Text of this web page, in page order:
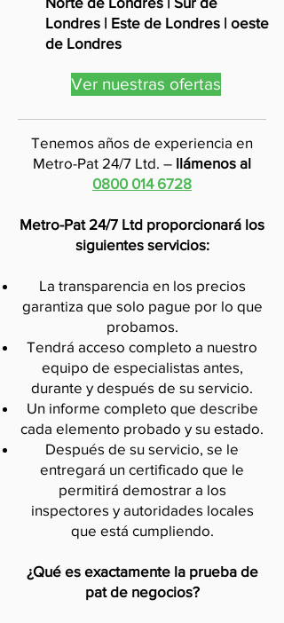
Londres | Este de Londres | oeste
de Londres
Ver nuestras ofertas
Tenemos años de experiencia en
Metro-Pat 24/7 Ltd. – llámenos al
0800 014 6728
Metro-Pat 24/7 Ltd proporcionará los
siguientes servicios:
La transparencia en los precios
garantiza que solo pague por lo que
probamos.
Tendrá acceso completo a nuestro
equipo de especialistas antes,
durante y después de su servicio.
Un informe completo que describe
cada elemento probado y su estado.
Después de su servicio, se le
entregará un certificado que le
permitirá demostrar a los
inspectores y autoridades locales
que está cumpliendo.
¿Qué es exactamente la prueba de
pat de negocios?